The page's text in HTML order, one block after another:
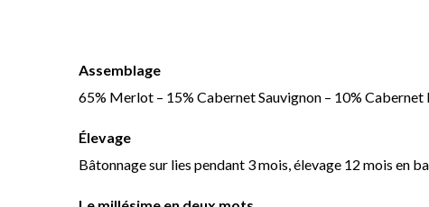
Assemblage
65% Merlot – 15% Cabernet Sauvignon – 10%
Élevage
Bâtonnage sur lies pendant 3 mois, élevage 12 mois en